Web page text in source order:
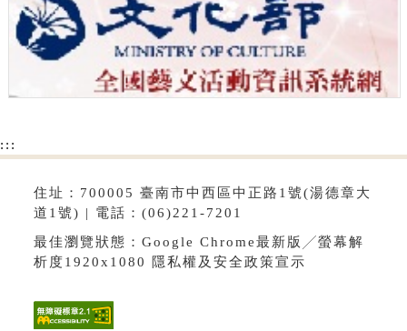
:::
住址：700005 臺南市中西區中正路1號(湯德章大
道1號) | 電話：(06)221-7201
最佳瀏覽狀態：Google Chrome最新版╱螢幕解
析度1920x1080 隱私權及安全政策宣示